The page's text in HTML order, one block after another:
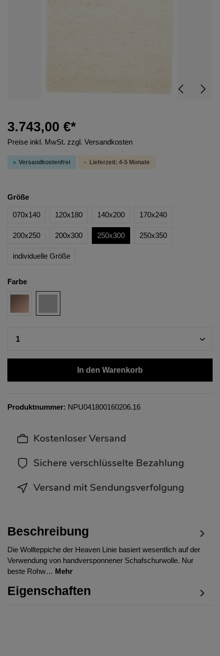
3.743,00 €*
Preise inkl. MwSt. zzgl. Versandkosten
Versandkostenfrei Lieferzeit: 4-5 Monate
Größe
070x140 120x180 140x200 170x240
200x250 200x300 250x300 250x350
individuelle Größe
Farbe
In den Warenkorb
Produktnummer: NPU041800160206.16
Kostenloser Versand
Sichere verschlüsselte Bezahlung
Versand mit Sendungsverfolgung
Beschreibung
Die Wollteppiche der Heaven Linie basiert wesentlich auf der
Verwendung von handversponnener Schafschurwolle. Nur
beste Rohw… Mehr
Eigenschaften